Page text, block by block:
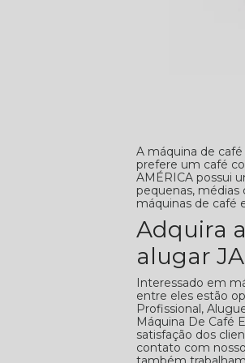
A máquina de
prefere um café
AMÉRICA possui
pequenas, médias
máquinas de café
Adquira
alugar
Interessado em
entre eles estão
Profissional,
Máquina De Café
satisfação dos
contato com